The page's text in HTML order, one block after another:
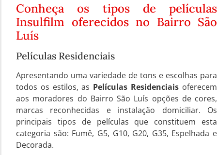
Conheça os tipos de películas
Insulfilm oferecidos no Bairro São
Luís
Películas Residenciais
Apresentando uma variedade de tons e escolhas para
todos os estilos, as Películas Residenciais oferecem
aos moradores do Bairro São Luís opções de cores,
marcas reconhecidas e instalação domiciliar. Os
principais tipos de películas que constituem esta
categoria são: Fumê, G5, G10, G20, G35, Espelhada e
Decorada.